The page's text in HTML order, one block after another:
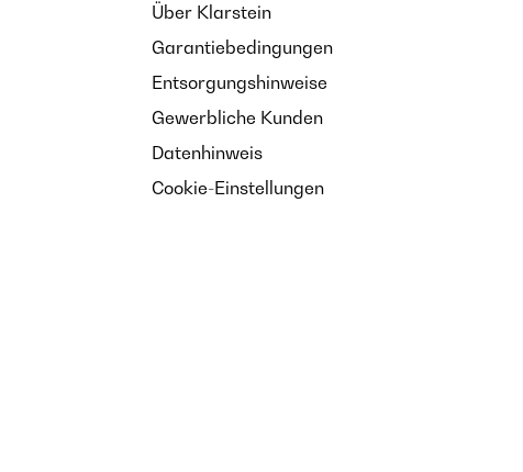
Über Klarstein
Garantiebedingungen
Entsorgungshinweise
Gewerbliche Kunden
Datenhinweis
Cookie-Einstellungen